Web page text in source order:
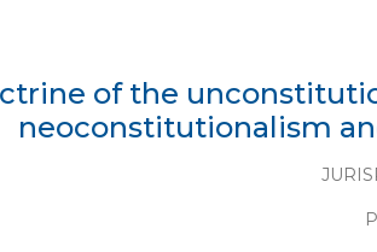
of the
neoconstitutionalism